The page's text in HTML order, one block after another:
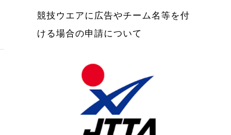
競技ウエアに広告やチーム名等を付
ける場合の申請について